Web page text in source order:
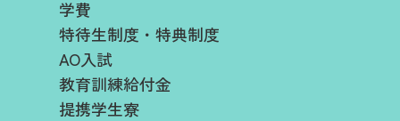
学費​
特待生制度・特典制度
AO入試
教育訓練給付金
提携学生寮